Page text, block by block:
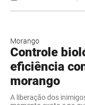
Morango
Controle
eficiência
morango
A liberação dos